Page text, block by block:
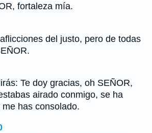
fortaleza mía.
del justo, pero de todas
Te doy gracias, oh SEÑOR,
airado conmigo, se ha
has consolado.